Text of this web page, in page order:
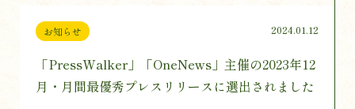
お知らせ 2024.01.12
「PressWalker」「OneNews」主催の2023年12
月・月間最優秀プレスリリースに選出されました